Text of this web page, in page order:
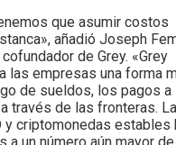
que asumir costos
añadió Joseph
de Grey. «Grey
las empresas una forma
de sueldos, los pagos a
través de las fronteras. La
y criptomonedas estables
un número aún mayor de